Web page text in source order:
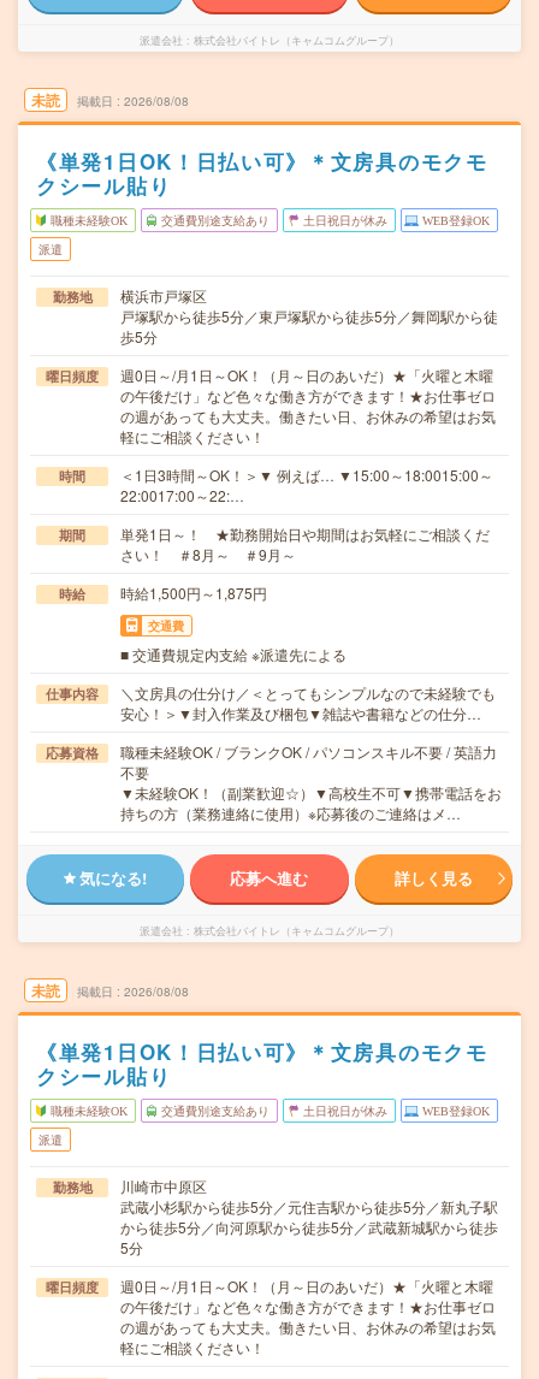
派遣会社 株式会社バイトレ（キャムコムグループ）
未読 掲載日 2026/08/08
《単発1日OK！日払い可》＊文房具のモクモ
クシール貼り
職種未経験OK 交通費別途支給あり 土日祝日が休み WEB登録OK
派遣
勤務地
横浜市戸塚区
戸塚駅から徒歩5分／東戸塚駅から徒歩5分／舞岡駅から徒
歩5分
曜日頻度
週0日～/月1日～OK！（月～日のあいだ）★「火曜と木曜
の午後だけ」など色々な働き方ができます！★お仕事ゼロ
の週があっても大丈夫。働きたい日、お休みの希望はお気
軽にご相談ください！
時間
＜1日3時間～OK！＞▼ 例えば… ▼15:00～18:0015:00～
22:0017:00～22:…
期間
単発1日～！ ★勤務開始日や期間はお気軽にご相談くだ
さい！ ＃8月～ ＃9月～
時給 時給1,500円～1,875円
交通費
■ 交通費規定内支給 ※派遣先による
仕事内容
＼文房具の仕分け／＜とってもシンプルなので未経験でも
安心！＞▼封入作業及び梱包▼雑誌や書籍などの仕分…
応募資格
職種未経験OK / ブランクOK / パソコンスキル不要 / 英語力
不要
▼未経験OK！（副業歓迎☆）▼高校生不可▼携帯電話をお
持ちの方（業務連絡に使用）※応募後のご連絡はメ…
気になる! 応募へ進む 詳しく見る
派遣会社 株式会社バイトレ（キャムコムグループ）
未読 掲載日 2026/08/08
《単発1日OK！日払い可》＊文房具のモクモ
クシール貼り
職種未経験OK 交通費別途支給あり 土日祝日が休み WEB登録OK
派遣
勤務地
川崎市中原区
武蔵小杉駅から徒歩5分／元住吉駅から徒歩5分／新丸子駅
から徒歩5分／向河原駅から徒歩5分／武蔵新城駅から徒歩
5分
曜日頻度
週0日～/月1日～OK！（月～日のあいだ）★「火曜と木曜
の午後だけ」など色々な働き方ができます！★お仕事ゼロ
の週があっても大丈夫。働きたい日、お休みの希望はお気
軽にご相談ください！